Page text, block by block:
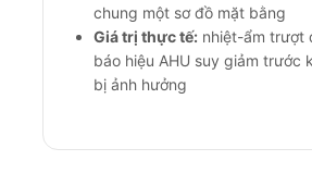
chung một sơ đồ mặt bằng
Giá trị thực tế: nhiệt-ẩm trượt
báo hiệu AHU suy giảm trước
bị ảnh hưởng